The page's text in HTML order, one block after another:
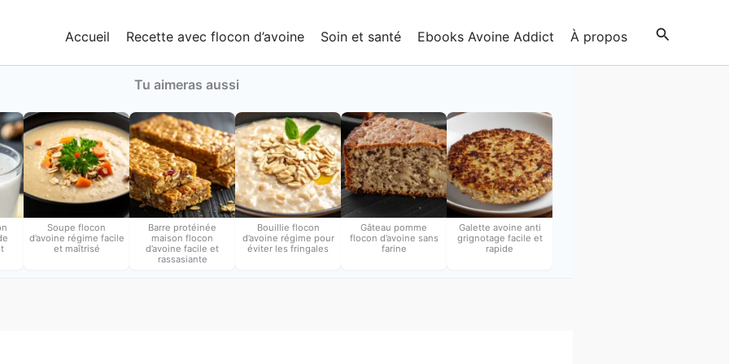
Accueil Recette avec flocon d’avoine Soin et santé Ebooks Avoine Addict À propos
Tu aimeras aussi
Soupe flocon
d’avoine régime​ facile
et maîtrisé
Barre protéinée
maison flocon
d’avoine facile et
rassasiante
Bouillie flocon
d’avoine régime pour
éviter les fringales
Gâteau pomme
flocon d’avoine sans
farine
Galette avoine anti
grignotage facile et
rapide